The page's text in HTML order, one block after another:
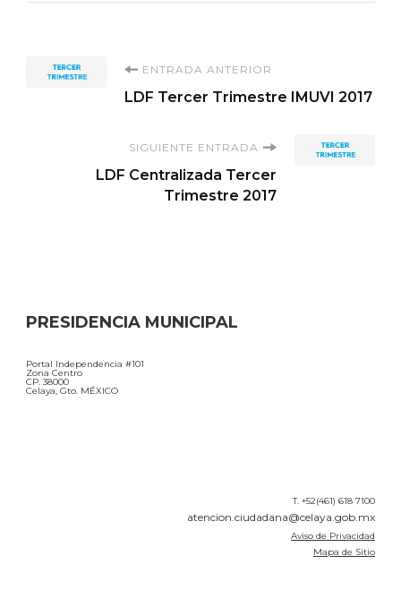
Navegación
entradas
ENTRADA ANTERIOR
LDF Tercer Trimestre IMUVI 2017
SIGUIENTE ENTRADA
LDF Centralizada Tercer
Trimestre 2017
PRESIDENCIA MUNICIPAL
Portal Independencia #101
Zona Centro
CP. 38000
Celaya, Gto. MÉXICO
T. +52(461) 618 7100
atencion.ciudadana@celaya.gob.mx
Aviso de Privacidad
Mapa de Sitio